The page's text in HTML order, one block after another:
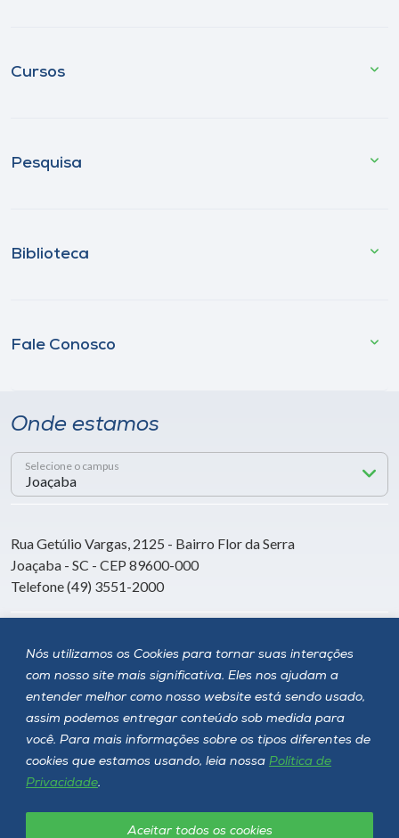
Nós utilizamos os Cookies para tornar suas interações
com nosso site mais significativa. Eles nos ajudam a
entender melhor como nosso website está sendo usado,
assim podemos entregar conteúdo sob medida para
você. Para mais informações sobre os tipos diferentes de
cookies que estamos usando, leia nossa Política de
Privacidade.
Aceitar todos os cookies
Cursos
Pesquisa
Biblioteca
Fale Conosco
Onde estamos
Selecione o campus
Rua Getúlio Vargas, 2125 - Bairro Flor da Serra
Joaçaba - SC - CEP 89600-000
Telefone (49) 3551-2000
Siga a Unoesc